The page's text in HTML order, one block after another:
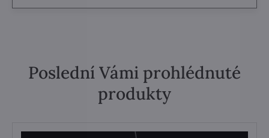
Poslední Vámi prohlédnuté
produkty